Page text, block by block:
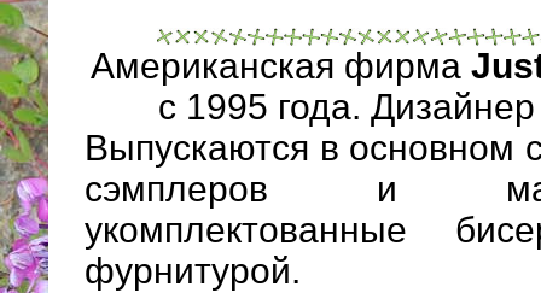
Американская фирма
с 1995 года.
Выпускаются в основном
сэмплеров и
укомплектованные
фурнитурой.